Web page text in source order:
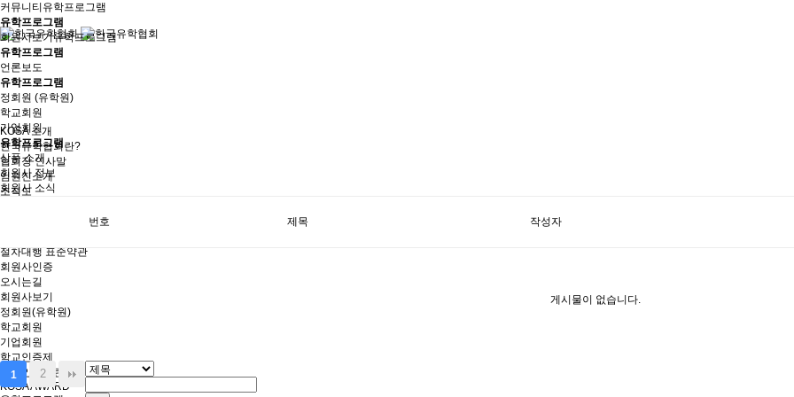
KOSA 소개
한국유학협회란?
협회장 인사말
임원진소개
조직도
절차대행 표준약관
회원사인증
오시는길
회원사보기
정회원(유학원)
학교회원
기업회원
학교인증제
학교인증제란
KOSA AWARD
커뮤니티 유학프로그램
유학프로그램
회원사보기유학프로그램
유학프로그램
언론보도
유학프로그램
정회원 (유학원)
학교회원
기업회원
유학프로그램
상품 소개
회원사 정보
회원사 소식
번호 제목 작성자
게시물이 없습니다.
1 2